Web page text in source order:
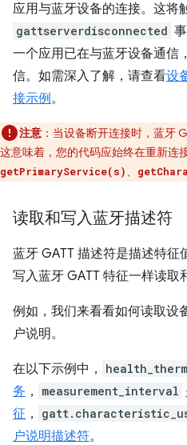
应用与蓝牙设备的连接。这将
gattserverdisconnected
一个应用已在与蓝牙设备通信
信。如需深入了解，请查看设
接示例。
注意 ：当设备断开连接时，蓝牙
这意味着，您的代码应始终在重新连
getPrimaryService(s)、
读取和写入蓝牙描述符
蓝牙 GATT 描述符是描述特征
写入蓝牙 GATT 特征一样读取
例如，我们来看看如何读取设
户说明。
在以下示例中，
务 ， measurement_interval
征 ，
户说明描述符。